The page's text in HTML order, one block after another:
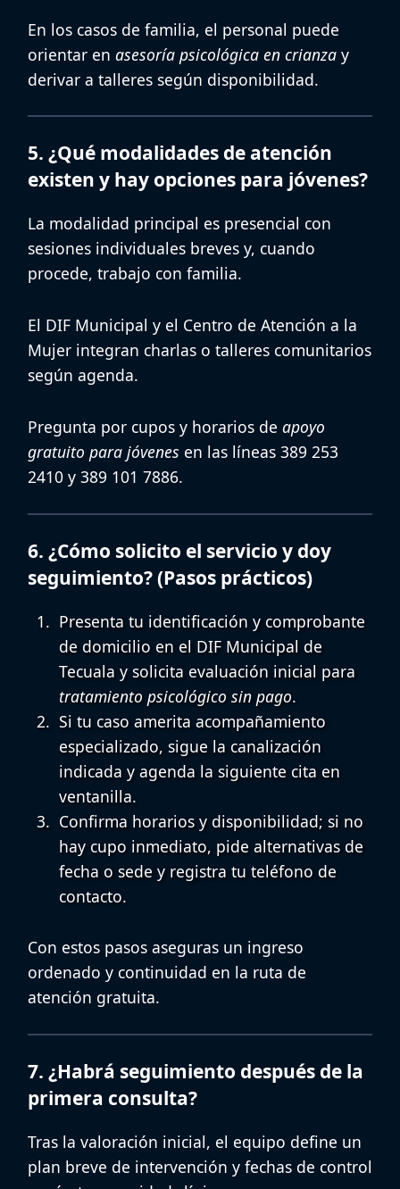
En los casos de familia, el personal puede
orientar en asesoría psicológica en crianza y
derivar a talleres según disponibilidad.
5. ¿Qué modalidades de atención
existen y hay opciones para jóvenes?
La modalidad principal es presencial con
sesiones individuales breves y, cuando
procede, trabajo con familia.
El DIF Municipal y el Centro de Atención a la
Mujer integran charlas o talleres comunitarios
según agenda.
Pregunta por cupos y horarios de apoyo
gratuito para jóvenes en las líneas 389 253
2410 y 389 101 7886.
6. ¿Cómo solicito el servicio y doy
seguimiento? (Pasos prácticos)
Presenta tu identificación y comprobante
de domicilio en el DIF Municipal de
Tecuala y solicita evaluación inicial para
tratamiento psicológico sin pago.
Si tu caso amerita acompañamiento
especializado, sigue la canalización
indicada y agenda la siguiente cita en
ventanilla.
Confirma horarios y disponibilidad; si no
hay cupo inmediato, pide alternativas de
fecha o sede y registra tu teléfono de
contacto.
Con estos pasos aseguras un ingreso
ordenado y continuidad en la ruta de
atención gratuita.
7. ¿Habrá seguimiento después de la
primera consulta?
Tras la valoración inicial, el equipo define un
plan breve de intervención y fechas de control